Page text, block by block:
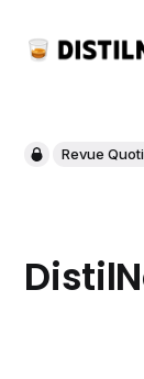
Revue